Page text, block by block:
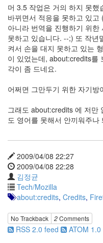
머 3.5 작업은 거의 하지 못
바뀌면서 적응을 못하고 있
아니라 번역을 진행하기 위
못하고 있습니다. --;) 또 작년
켜서 손을 대지 못하고 있는
이 있었는데, about:credits를
각이 좀 드네요.
어쩌면 그만두기 위한 자기방
그래도 about:credits 에 저만
도 영어를 못해서 안끼워주나
2009/04/08 22:27
2009/04/08 22:28
김정균
Tech/Mozilla
about:credits, Credits,
No Trackback 2Comments
RSS 2.0 feed ATOM 1.0